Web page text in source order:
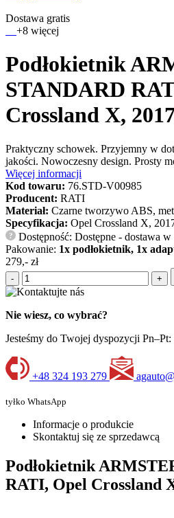
Dostawa gratis
+8 więcej
Podłokietnik
STANDARD
Crossland X,
Praktyczny schowek. Przyjemny w
jakości. Nowoczesny design. Prosty
Więcej informacji
Kod towaru: 76.STD-V00985
Producent: RATI
Materiał: Czarne tworzywo ABS,
Specyfikacja: Opel Crossland X,
?
Dostępność: Dostępne - dostawa
Pakowanie: 1x podłokietnik, 1x
279,- zł
- +
Nie wiesz, co wybrać?
Jesteśmy do Twojej dyspozycji
+48 324 193 279
tyłko WhatsApp
Informacje o produkcie
Skontaktuj się ze sprzedawcą
Podłokietnik
RATI, Opel Crossland